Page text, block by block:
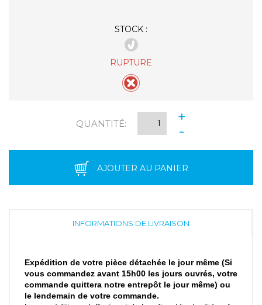
STOCK :
RUPTURE
QUANTITÉ:
+
-
AJOUTER AU PANIER
INFORMATIONS DE LIVRAISON